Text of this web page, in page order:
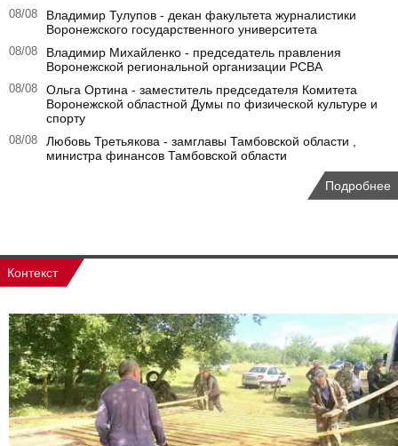
08/08
Владимир Тулупов - декан факультета журналистики
Воронежского государственного университета
08/08
Владимир Михайленко - председатель правления
Воронежской региональной организации РСВА
08/08
Ольга Ортина - заместитель председателя Комитета
Воронежской областной Думы по физической культуре и
спорту
08/08
Любовь Третьякова - замглавы Тамбовской области ,
министра финансов Тамбовской области
Подробнее
Контекст